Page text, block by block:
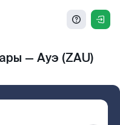
— Ауэ (ZAU)